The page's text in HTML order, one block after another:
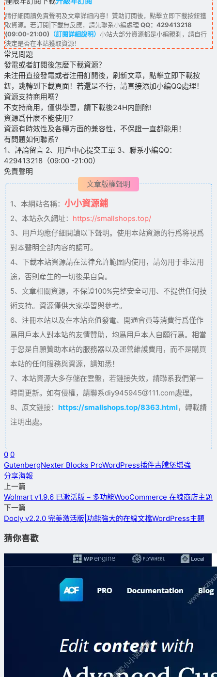
請仔細閱讀免責聲明及文章詳細内容！贊助訂閱後，點擊立即下載按鈕獲
取資源。若訂閱|下載無反應，請先聯系小編處理 QQ：429413218
(09:00-21:00) （訂閱詳細說明） 小站大部分資源都是小編親測，請自行
決定是否在本站獲取資源！
常見問題
發電或者訂閱後怎麽下載資源？
未注冊直接發電或者注冊訂閱後，刷新文章，點擊立即下載按
鈕，跳轉到下載頁面！若還是不行，請直接添加小編QQ處理！
資源支持商用嗎？
不支持商用，僅供學習，請下載後24H内删除!
資源爲什麽不能使用？
資源有時效性及各種方面的兼容性，不保證一直都能用！
有問題如何聯系?
1、評論留言 2、用戶中心提交工單 3、聯系小編QQ：
429413218（09:00 -21:00）
免責聲明
文章版權聲明
1、本網站名稱： 小小資源鋪
2、本站永久網址： https://smallshops.top/
3、用戶均應仔細閱讀以下聲明。使用本站資源的行爲将視爲
對本聲明全部内容的認可。
4、下載本站資源請在法律允許範圍内使用，請勿用于非法用
途，否則産生的一切後果自負。
5、文章相關資源，不保證100%完整安全可用、不提供任何技
術支持。資源僅供大家學習與參考。
6、注冊本站以及在本站充值發電、開通會員等消費行爲僅作
爲用戶本人對本站的友情贊助，均爲用戶本人自願行爲。相當
于您是自願贊助本站的服務器以及運營維護費用，而不是購買
本站的任何服務與資源，請知悉！
7、本站資源大多存儲在雲盤，若鏈接失效，請聯系我們第一
時間更新。如有侵權，請聯系diy945945@111.com處理。
8、原文鏈接： https://smallshops.top/8363.html，轉載請
注明出處。
0 0
GutenbergNexter Blocks ProWordPress插件古騰堡增強
分享海報
上一篇
Wolmart v1.9.6 已激活版 – 多功能WooCommerce 在線商店主題
下一篇
Docly v2.2.0 完美激活版|功能強大的在線文檔WordPress主題
猜你喜歡